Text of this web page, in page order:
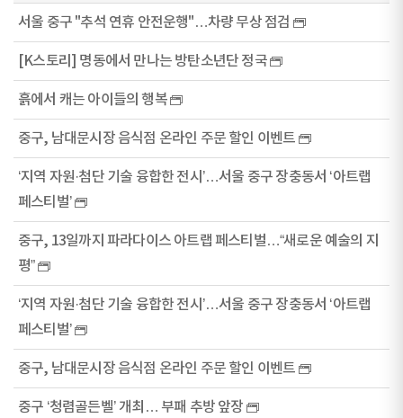
서울 중구 "추석 연휴 안전운행"…차량 무상 점검
[K스토리] 명동에서 만나는 방탄소년단 정국
흙에서 캐는 아이들의 행복
중구, 남대문시장 음식점 온라인 주문 할인 이벤트
‘지역 자원·첨단 기술 융합한 전시’…서울 중구 장충동서 ‘아트랩
페스티벌’
중구, 13일까지 파라다이스 아트랩 페스티벌…“새로운 예술의 지
평”
‘지역 자원·첨단 기술 융합한 전시’…서울 중구 장충동서 ‘아트랩
페스티벌’
중구, 남대문시장 음식점 온라인 주문 할인 이벤트
중구 ‘청렴골든벨’ 개최… 부패 추방 앞장